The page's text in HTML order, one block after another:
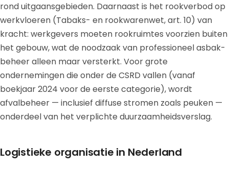
rond uitgaansgebieden. Daarnaast is het rookverbod op
werkvloeren (Tabaks- en rookwarenwet, art. 10) van
kracht: werkgevers moeten rookruimtes voorzien buiten
het gebouw, wat de noodzaak van professioneel asbak-
beheer alleen maar versterkt. Voor grote
ondernemingen die onder de CSRD vallen (vanaf
boekjaar 2024 voor de eerste categorie), wordt
afvalbeheer — inclusief diffuse stromen zoals peuken —
onderdeel van het verplichte duurzaamheidsverslag.
Logistieke organisatie in Nederland